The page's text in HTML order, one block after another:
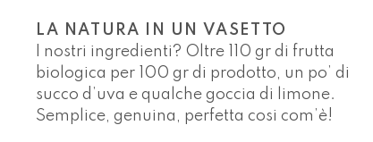
LA NATURA IN UN VASETTO
I nostri ingredienti? Oltre 110 gr di frutta
biologica per 100 gr di prodotto, un po’ di
succo d’uva e qualche goccia di limone.
Semplice, genuina, perfetta cosi com’è!